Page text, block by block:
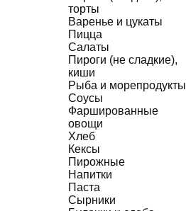
торты
Варенье и цукаты
Пицца
Салаты
Пироги (не сладкие),
киши
Рыба и морепродукты
Соусы
Фаршированные
овощи
Хлеб
Кексы
Пирожные
Напитки
Паста
Сырники